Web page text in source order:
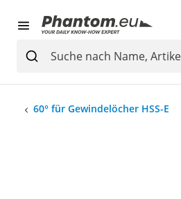
60° für Gewindelöcher HSS-E